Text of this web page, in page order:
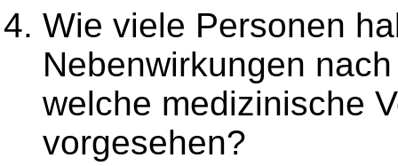
Wie viele Personen
Nebenwirkungen
welche medizinische
vorgesehen?